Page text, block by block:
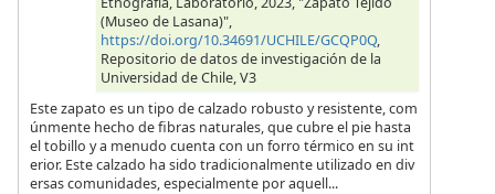
(Museo de Lasana)",
https://doi.org/10.34691/UCHILE/GCQP0Q,
Repositorio de datos de investigación de la
Universidad de Chile, V3
Este zapato es un tipo de calzado robusto y resistente, com
únmente hecho de fibras naturales, que cubre el pie hasta
el tobillo y a menudo cuenta con un forro térmico en su int
erior. Este calzado ha sido tradicionalmente utilizado en div
ersas comunidades, especialmente por aquell...